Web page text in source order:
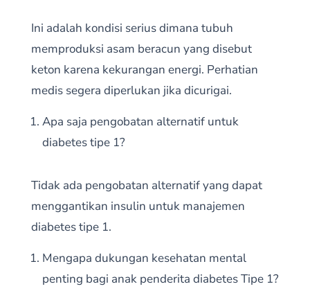
Ini adalah kondisi serius dimana tubuh
memproduksi asam beracun yang disebut
keton karena kekurangan energi. Perhatian
medis segera diperlukan jika dicurigai.
Apa saja pengobatan alternatif untuk
diabetes tipe 1?
Tidak ada pengobatan alternatif yang dapat
menggantikan insulin untuk manajemen
diabetes tipe 1.
Mengapa dukungan kesehatan mental
penting bagi anak penderita diabetes Tipe 1?